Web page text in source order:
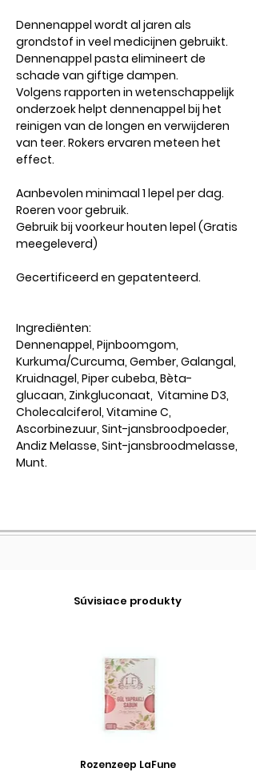
Dennenappel wordt al jaren als
grondstof in veel medicijnen gebruikt.
Dennenappel pasta elimineert de
schade van giftige dampen.
Volgens rapporten in wetenschappelijk
onderzoek helpt dennenappel bij het
reinigen van de longen en verwijderen
van teer. Rokers ervaren meteen het
effect.
Aanbevolen minimaal 1 lepel per dag.
Roeren voor gebruik.
Gebruik bij voorkeur houten lepel (Gratis
meegeleverd)
Gecertificeerd en gepatenteerd.
Ingrediënten:
Dennenappel, Pijnboomgom,
Kurkuma/Curcuma, Gember, Galangal,
Kruidnagel, Piper cubeba, Bèta-
glucaan, Zinkgluconaat, Vitamine D3,
Cholecalciferol, Vitamine C,
Ascorbinezuur, Sint-jansbroodpoeder,
Andiz Melasse, Sint-jansbroodmelasse,
Munt.
Súvisiace produkty
Rozenzeep LaFune